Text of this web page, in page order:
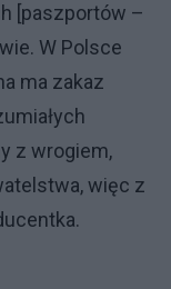
[paszportów –
W Polsce
ma zakaz
z wrogiem,
więc z